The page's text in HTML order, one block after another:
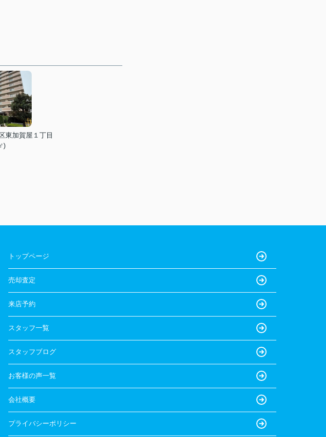
東加賀屋１丁目
)
トップページ
売却査定
来店予約
スタッフ一覧
スタッフブログ
お客様の声一覧
会社概要
プライバシーポリシー